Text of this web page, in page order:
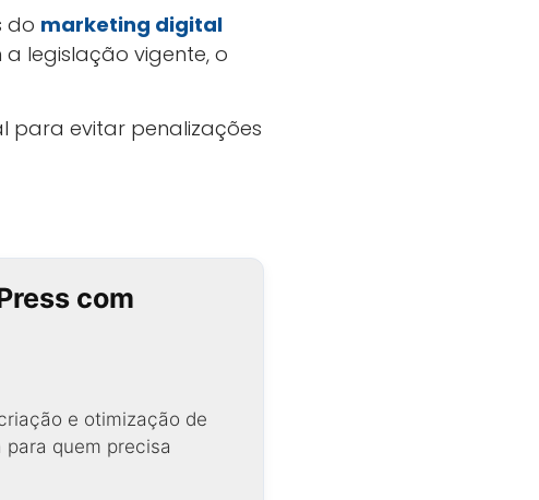
do marketing digital
legislação vigente, o
para evitar penalizações
com
e otimização de
quem precisa